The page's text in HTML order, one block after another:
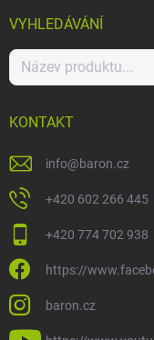
VYHLEDÁVÁNÍ
KONTAKT
info@baron.cz
+420 602 266 445
+420 774 702 938
https://
baron.cz